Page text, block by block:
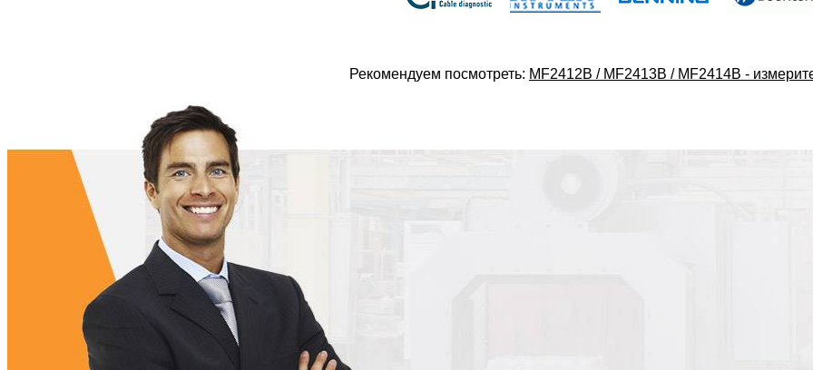
Рекомендуем посмотреть: MF2412B / MF2413B / MF2414B -